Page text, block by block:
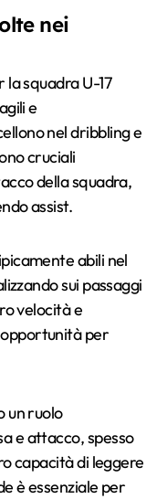
nei
squadra U-17
e
nel dribbling e
cruciali
della squadra,
assist.
abili nel
sui passaggi
velocità e
per
un ruolo
e attacco, spesso
capacità di leggere
è essenziale per